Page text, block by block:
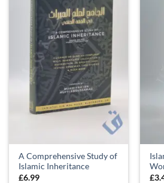
A Comprehensive Study of
Islamic Inheritance
£6.99
£